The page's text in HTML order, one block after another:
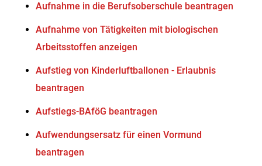
Aufnahme in die Berufsoberschule beantragen
Aufnahme von Tätigkeiten mit biologischen
Arbeitsstoffen anzeigen
Aufstieg von Kinderluftballonen - Erlaubnis
beantragen
Aufstiegs-BAföG beantragen
Aufwendungsersatz für einen Vormund
beantragen